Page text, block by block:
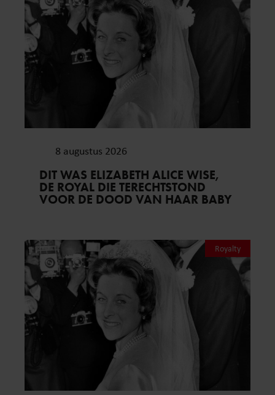
8 augustus 2026
DIT WAS ELIZABETH ALICE WISE,
DE ROYAL DIE TERECHTSTOND
VOOR DE DOOD VAN HAAR BABY
Royalty